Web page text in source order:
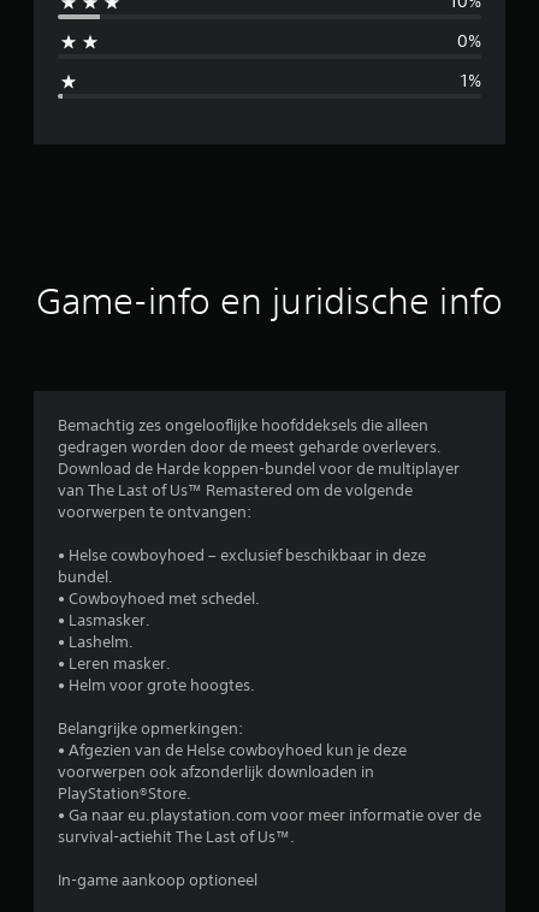
l
b
o
r
.
0%
1%
Game-info en juridische info
Bemachtig zes ongelooflijke hoofddeksels die alleen
gedragen worden door de meest geharde overlevers.
Download de Harde koppen-bundel voor de multiplayer
van The Last of Us™ Remastered om de volgende
voorwerpen te ontvangen:
• Helse cowboyhoed – exclusief beschikbaar in deze
bundel.
• Cowboyhoed met schedel.
• Lasmasker.
• Lashelm.
• Leren masker.
• Helm voor grote hoogtes.
Belangrijke opmerkingen:
• Afgezien van de Helse cowboyhoed kun je deze
voorwerpen ook afzonderlijk downloaden in
PlayStation®Store.
• Ga naar eu.playstation.com voor meer informatie over de
survival-actiehit The Last of Us™.
In-game aankoop optioneel